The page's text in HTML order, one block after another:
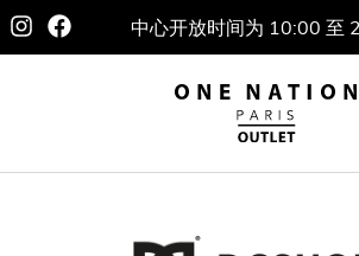
中心开放时间为 10:00 至